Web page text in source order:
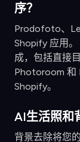
序？
Prodofoto、
Shopify 应用
成，包括直接
Photoroom 和
Shopify。
AI生活照和
背景去除将您